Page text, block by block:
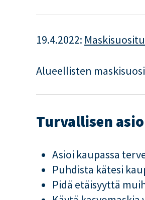
19.4.2022:
Alueellisten
Turvallisen
Asioi kaupassa
Puhdista kätesi
Pidä etäisyyttä